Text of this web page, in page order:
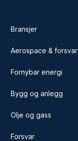
Bransjer
Aerospace & forsvar
Fornybar energi
Bygg og anlegg
Olje og gass
Forsvar